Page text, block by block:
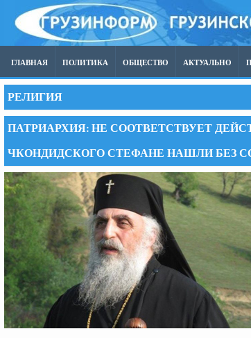
ГЛАВНАЯ ПОЛИТИКА ОБЩЕСТВО АКТУАЛЬНО
РЕЛИГИЯ
ПАТРИАРХИЯ: НЕ СООТВЕТСТВУЕТ
ЧКОНДИДСКОГО СТЕФАНЕ НАШЛИ БЕЗ